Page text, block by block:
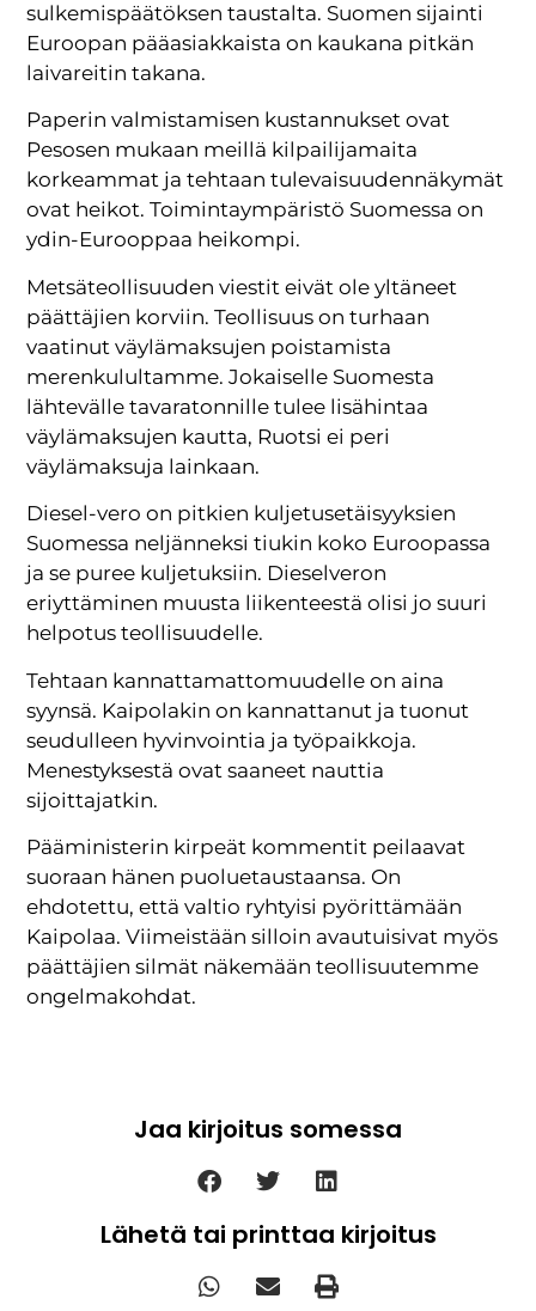
sulkemispäätöksen taustalta. Suomen sijainti
Euroopan pääasiakkaista on kaukana pitkän
laivareitin takana.
Paperin valmistamisen kustannukset ovat
Pesosen mukaan meillä kilpailijamaita
korkeammat ja tehtaan tulevaisuudennäkymät
ovat heikot. Toimintaympäristö Suomessa on
ydin-Eurooppaa heikompi.
Metsäteollisuuden viestit eivät ole yltäneet
päättäjien korviin. Teollisuus on turhaan
vaatinut väylämaksujen poistamista
merenkulultamme. Jokaiselle Suomesta
lähtevälle tavaratonnille tulee lisähintaa
väylämaksujen kautta, Ruotsi ei peri
väylämaksuja lainkaan.
Diesel-vero on pitkien kuljetusetäisyyksien
Suomessa neljänneksi tiukin koko Euroopassa
ja se puree kuljetuksiin. Dieselveron
eriyttäminen muusta liikenteestä olisi jo suuri
helpotus teollisuudelle.
Tehtaan kannattamattomuudelle on aina
syynsä. Kaipolakin on kannattanut ja tuonut
seudulleen hyvinvointia ja työpaikkoja.
Menestyksestä ovat saaneet nauttia
sijoittajatkin.
Pääministerin kirpeät kommentit peilaavat
suoraan hänen puoluetaustaansa. On
ehdotettu, että valtio ryhtyisi pyörittämään
Kaipolaa. Viimeistään silloin avautuisivat myös
päättäjien silmät näkemään teollisuutemme
ongelmakohdat.
Jaa kirjoitus somessa
Lähetä tai printtaa kirjoitus